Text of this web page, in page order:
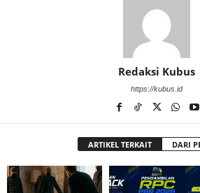
Redaksi Kubus
https://kubus.id
ARTIKEL TERKAIT DARI